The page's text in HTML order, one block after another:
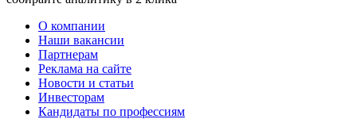
О компании
Наши вакансии
Партнерам
Реклама на сайте
Новости и статьи
Инвесторам
Кандидаты по профессиям